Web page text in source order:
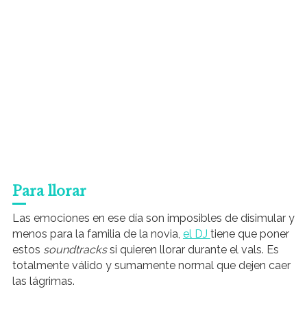
Para llorar
Las emociones en ese día son imposibles de disimular y
menos para la familia de la novia, el DJ tiene que poner
estos soundtrackssi quieren llorar durante el vals. Es
totalmente válido y sumamente normal que dejen caer
las lágrimas.